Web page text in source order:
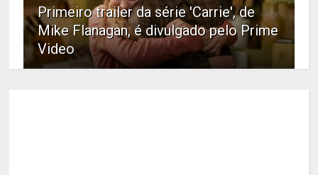
Primeiro trailer da série 'Carrie', de
Mike Flanagan, é divulgado pelo Prime
Video